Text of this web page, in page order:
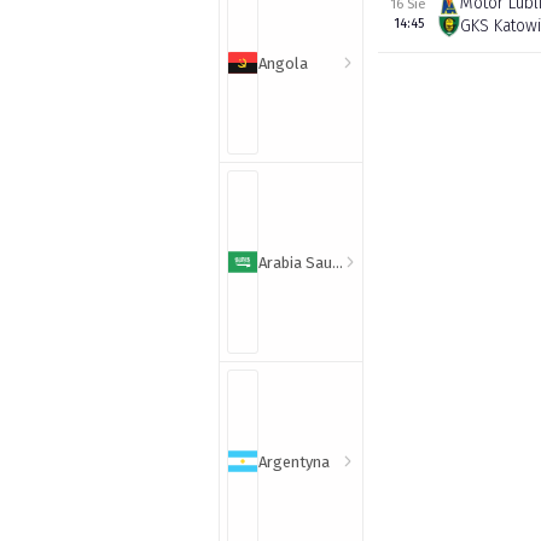
Angola
Arabia Saudyjska
Argentyna
16 Sie
14:45
GKS